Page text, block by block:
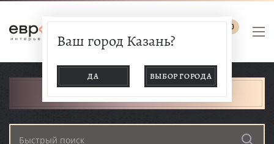
0
Ваш город Казань?
ДА ВЫБОР ГОРОДА